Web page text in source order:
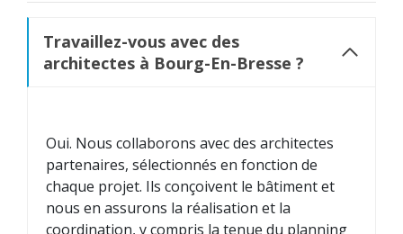
Travaillez-vous avec des
architectes à Bourg-En-Bresse ?
Oui. Nous collaborons avec des architectes
partenaires, sélectionnés en fonction de
chaque projet. Ils conçoivent le bâtiment et
nous en assurons la réalisation et la
coordination, y compris la tenue du planning